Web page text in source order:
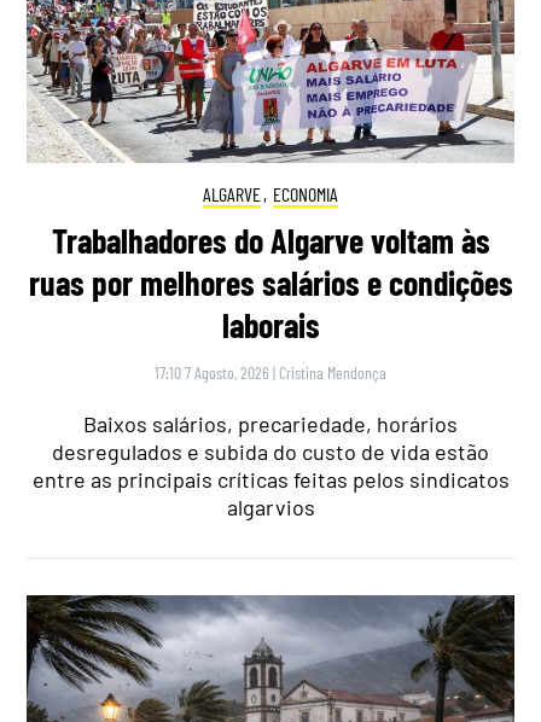
ALGARVE, ECONOMIA
Trabalhadores do Algarve voltam às
ruas por melhores salários e condições
laborais
17:10 7 Agosto, 2026 | Cristina Mendonça
Baixos salários, precariedade, horários
desregulados e subida do custo de vida estão
entre as principais críticas feitas pelos sindicatos
algarvios